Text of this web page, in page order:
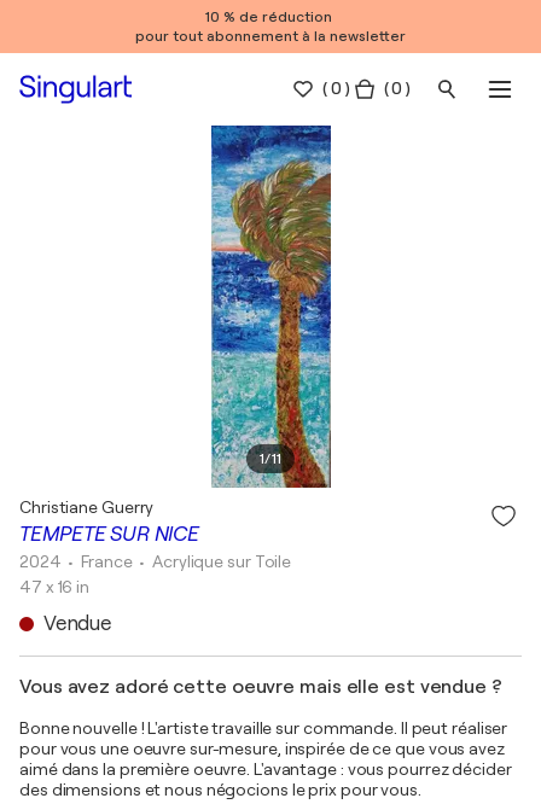
10 % de réduction
pour tout abonnement à la newsletter
(0 ) ( 0 )
1/11
TEMPETE SUR NICE
Christiane Guerry
2024 • France •Acrylique sur Toile
47 x 16 in
Vendue
Vous avez adoré cette oeuvre mais elle est vendue ?
Bonne nouvelle ! L'artiste travaille sur commande. Il peut réaliser
pour vous une oeuvre sur-mesure, inspirée de ce que vous avez
aimé dans la première oeuvre. L'avantage : vous pourrez décider
des dimensions et nous négocions le prix pour vous.